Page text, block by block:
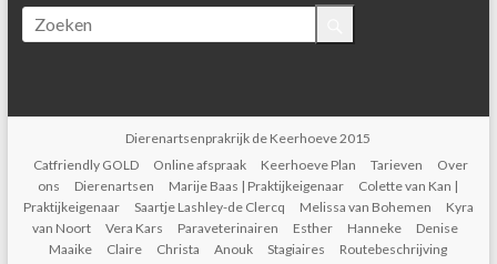
Dierenartsenprakrijk de Keerhoeve 2015
Catfriendly GOLD
Online afspraak Keerhoeve Plan Tarieven
Over
ons
Dierenartsen Marije Baas | Praktijkeigenaar
Colette van Kan |
Praktijkeigenaar
Saartje Lashley-de Clercq Melissa van Bohemen
Kyra
van Noort
Vera Kars Paraveterinairen Esther Hanneke
Denise
Maaike
Claire Christa Anouk Stagiaires
Routebeschrijving